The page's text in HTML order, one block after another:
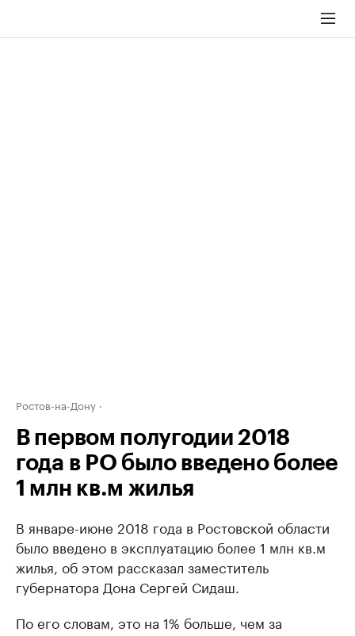
Ростов-на-Дону
В первом полугодии 2018
года в РО было введено более
1 млн кв.м жилья
В январе-июне 2018 года в Ростовской области
было введено в эксплуатацию более 1 млн кв.м
жилья, об этом рассказал заместитель
губернатора Дона Сергей Сидаш.
По его словам, это на 1% больше, чем за